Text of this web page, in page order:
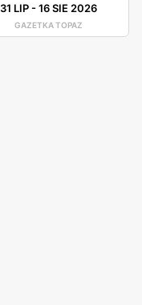
31 LIP-16 SIE 2026
GAZETKA TOPAZ